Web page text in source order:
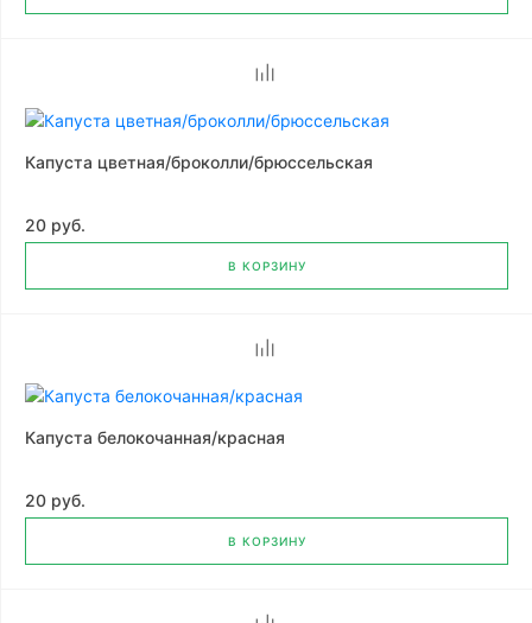
Капуста цветная/броколли/брюссельская
20 руб.
В КОРЗИНУ
Капуста белокочанная/красная
20 руб.
В КОРЗИНУ